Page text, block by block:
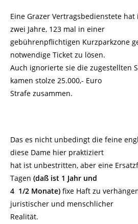
Eine Grazer Vertragsbedienstete
zwei Jahre, 123 mal in einer
gebührenpflichtigen Kurzparkzone
notwendige Ticket zu lösen.
Auch ignorierte sie die zugestellten
kamen stolze 25.000,- Euro
Strafe zusammen.
Das es nicht unbedingt die feine
diese Dame hier praktiziert
hat ist unbestritten, aber eine
Tagen (daß ist 1 Jahr und
4 1/2 Monate) fixe Haft zu
juristischer und menschlicher
Realität.